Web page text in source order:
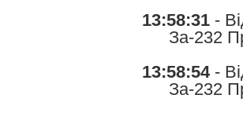
13:58:31 -
За-232
13:58:54-
За-232